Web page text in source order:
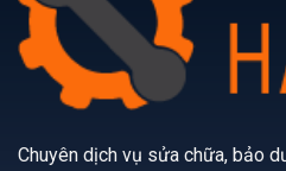
Chuyên dịch vụ sửa chữa, bảo